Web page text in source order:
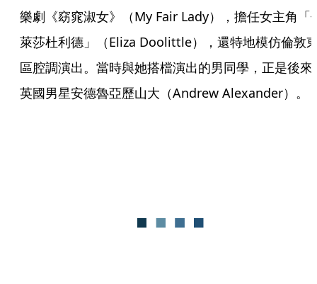
樂劇《窈窕淑女》（My Fair Lady），擔任女主角「
萊莎杜利德」（Eliza Doolittle），還特地模仿倫敦
區腔調演出。當時與她搭檔演出的男同學，正是後來
英國男星安德魯亞歷山大（Andrew Alexander）。